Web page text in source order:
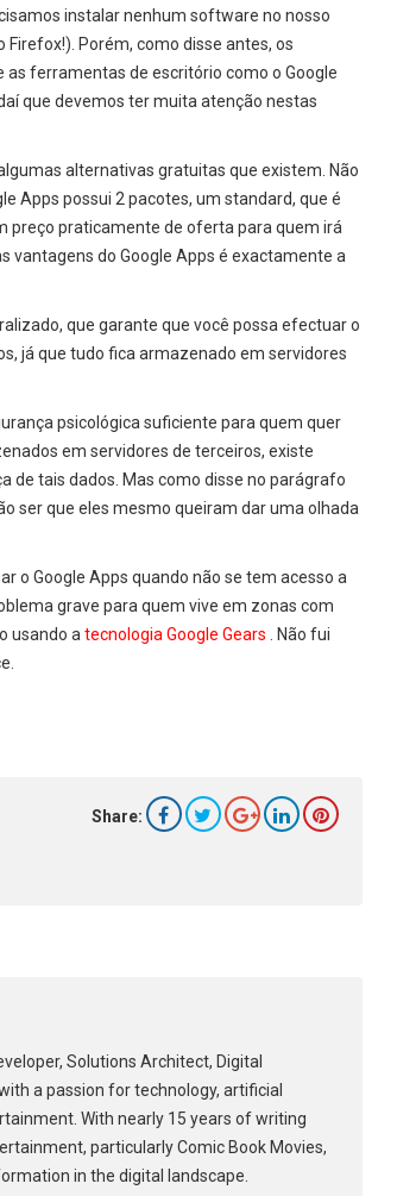
instalar nenhum software no nosso
Porém, como disse antes, os
ferramentas de escritório como o Google
que devemos ter muita atenção nestas
alternativas gratuitas que existem. Não
Apps possui 2 pacotes, um standard, que é
preço praticamente de oferta para quem irá
vantagens do Google Apps é exactamente a
que garante que você possa efectuar o
já que tudo fica armazenado em servidores
psicológica suficiente para quem quer
em servidores de terceiros, existe
de tais dados. Mas como disse no parágrafo
ser que eles mesmo queiram dar uma olhada
o Google Apps quando não se tem acesso a
grave para quem vive em zonas com
usando atecnologia Google Gears . Não fui
Share:
Solutions Architect, Digital
a passion for technology, artificial
With nearly 15 years of writing
particularly Comic Book Movies,
in the digital landscape.